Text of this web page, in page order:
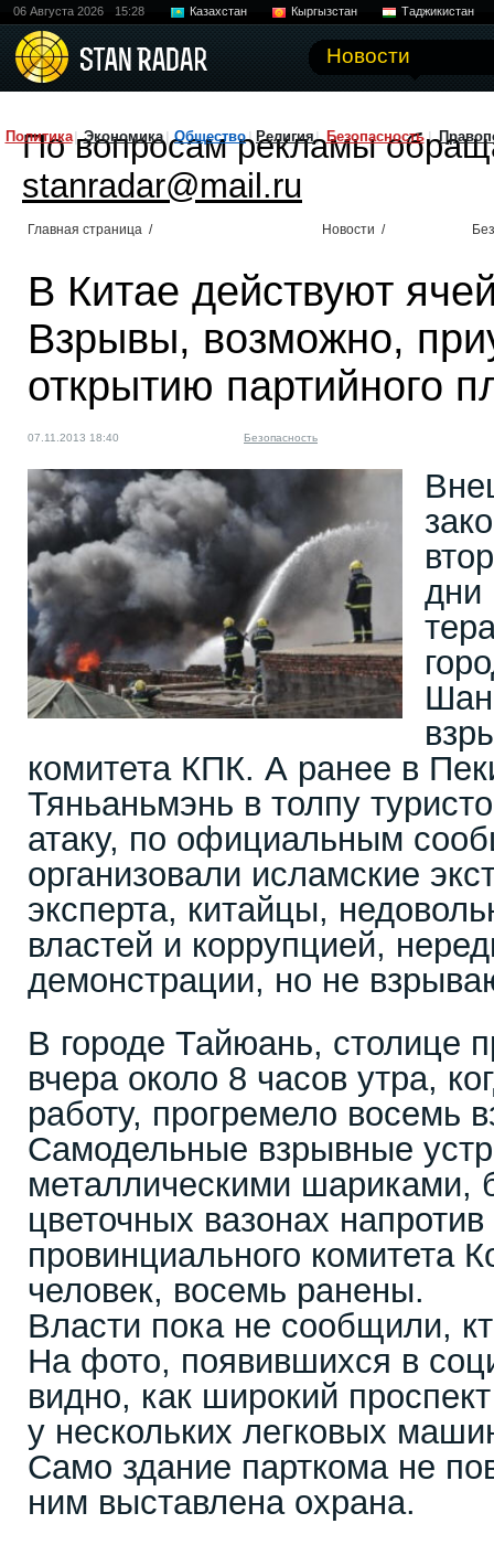
06 Августа 2026 15:28 Казахстан Кыргызстан Таджикистан
Новости
Политика Экономика Общество Религия Безопасность
По вопросам рекламы
stanradar@mail.ru
Главная страница / Новости /
В Китае действуют
Взрывы, возможно,
открытию партийного
07.11.2013 18:40 Безопасность
дни
комитета КПК. А ранее в
Тяньаньмэнь в толпу
атаку, по официальным
организовали исламские
эксперта, китайцы,
властей и коррупцией,
демонстрации, но не
В городе Тайюань, столице
вчера около 8 часов утра,
работу, прогремело восемь
Самодельные взрывные
металлическими шариками,
цветочных вазонах
провинциального комитета
человек, восемь ранены.
Власти пока не сообщили,
На фото, появившихся в
видно, как широкий
у нескольких легковых
Само здание парткома не
ним выставлена охрана.